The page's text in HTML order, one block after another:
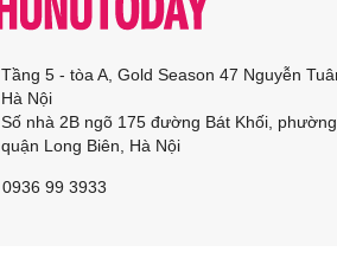
Tầng 5 - tòa A, Gold Season 47 Nguyễn
Hà Nội
Số nhà 2B ngõ 175 đường Bát Khối, phường
quận Long Biên, Hà Nội
0936 99 3933